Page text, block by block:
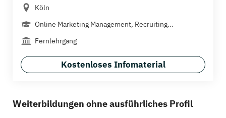
Köln
Online Marketing Management, Recruiting...
Fernlehrgang
Kostenloses Infomaterial
Weiterbildungen ohne ausführliches Profil